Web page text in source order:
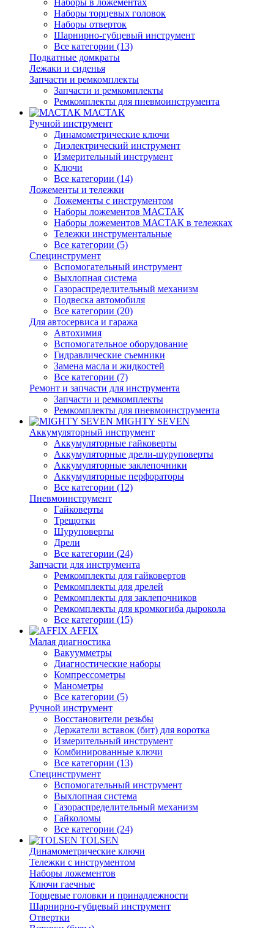
Наборы в ложементах
Наборы торцевых головок
Наборы отверток
Шарнирно-губцевый инструмент
Все категории (13)
Подкатные домкраты
Лежаки и сиденья
Запчасти и ремкомплекты
Запчасти и ремкомплекты
Ремкомплекты для пневмоинструмента
МАСТАК
Ручной инструмент
Динамометрические ключи
Диэлектрический инструмент
Измерительный инструмент
Ключи
Все категории (14)
Ложементы и тележки
Ложементы с инструментом
Наборы ложементов МАСТАК
Наборы ложементов МАСТАК в тележках
Тележки инструментальные
Все категории (5)
Специнструмент
Вспомогательный инструмент
Выхлопная система
Газораспределительный механизм
Подвеска автомобиля
Все категории (20)
Для автосервиса и гаража
Автохимия
Вспомогательное оборудование
Гидравлические съемники
Замена масла и жидкостей
Все категории (7)
Ремонт и запчасти для инструмента
Запчасти и ремкомплекты
Ремкомплекты для пневмоинструмента
MIGHTY SEVEN
Аккумуляторный инструмент
Аккумуляторные гайковерты
Аккумуляторные дрели-шуруповерты
Аккумуляторные заклепочники
Аккумуляторные перфораторы
Все категории (12)
Пневмоинструмент
Гайковерты
Трещотки
Шуруповерты
Дрели
Все категории (24)
Запчасти для инструмента
Ремкомплекты для гайковертов
Ремкомплекты для дрелей
Ремкомплекты для заклепочников
Ремкомплекты для кромкогиба дырокола
Все категории (15)
AFFIX
Малая диагностика
Вакуумметры
Диагностические наборы
Компрессометры
Манометры
Все категории (5)
Ручной инструмент
Восстановители резьбы
Держатели вставок (бит) для воротка
Измерительный инструмент
Комбинированные ключи
Все категории (13)
Специнструмент
Вспомогательный инструмент
Выхлопная система
Газораспределительный механизм
Гайколомы
Все категории (24)
TOLSEN
Динамометрические ключи
Тележки с инструментом
Наборы ложементов
Ключи гаечные
Торцевые головки и принадлежности
Шарнирно-губцевый инструмент
Отвертки